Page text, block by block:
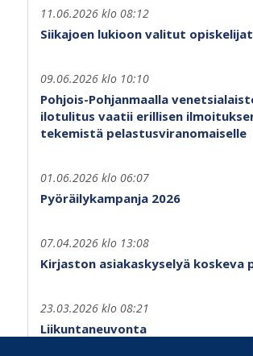
11.06.2026 klo 08:12
Siikajoen lukioon valitut opiskelijat
09.06.2026 klo 10:10
Pohjois-Pohjanmaalla
ilotulitus vaatii erillisen
tekemistä pelastusviranomaiselle
01.06.2026 klo 06:07
Pyöräilykampanja 2026
07.04.2026 klo 13:08
Kirjaston asiakaskyselyä koskeva
23.03.2026 klo 08:21
Liikuntaneuvonta